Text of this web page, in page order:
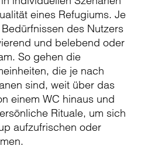
eines Refugiums. Je
des Nutzers
und belebend oder
So gehen die
die je nach
sind, weit über das
einem WC hinaus und
Rituale, um sich
aufzufrischen oder